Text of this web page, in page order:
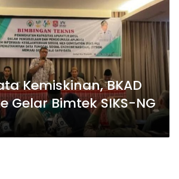
Kemiskinan, BKAD
Gelar Bimtek SIKS-NG